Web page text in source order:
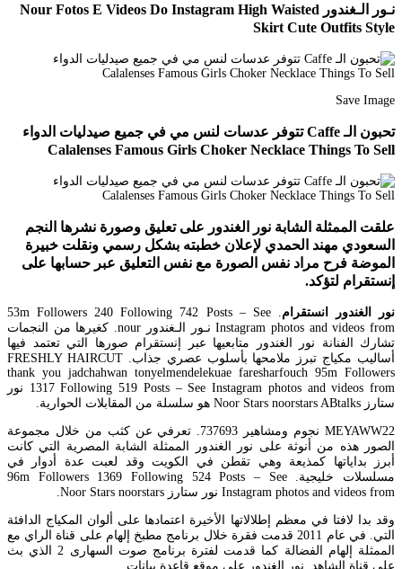
نـور الـغندور Nour Fotos E Videos Do Instagram High Waisted
Skirt Cute Outfits Style
Save Image
تحبون الـ Caffe تتوفر عدسات لنس مي في جميع صيدليات الدواء
Calalenses Famous Girls Choker Necklace Things To Sell
علقت الممثلة الشابة نور الغندور على تعليق وصورة نشرها النجم
السعودي مهند الحمدي لإعلان خطبته بشكل رسمي ونقلت خبيرة
الموضة فرح مراد نفس الصورة مع نفس التعليق عبر حسابها على
إنستقرام لتؤكد.
نور الغندور انستقرام
. 53m Followers 240 Following 742 Posts – See
Instagram photos and videos from نـور الـغندور nour. كغيرها من النجمات
تشارك الفنانة نور الغندور متابعيها عبر إنستقرام صورها التي تعتمد فيها
أساليب مكياج تبرز ملامحها بأسلوب عصري جذاب. FRESHLY HAIRCUT
thank you jadchahwan tonyelmendelekuae faresharfouch 95m Followers
1317 Following 519 Posts – See Instagram photos and videos from نور
ستارز Noor Stars noorstars ABtalks هو سلسلة من المقابلات الحوارية.
MEYAWW22 نجوم ومشاهير 737693. تعرفي عن كثب من خلال مجموعة
الصور هذه من أنوثة على نور الغندور الممثلة الشابة المصرية التي كانت
أبرز بداياتها كمذيعة وهي تقطن في الكويت وقد لعبت عدة أدوار في
مسلسلات خليجية. 96m Followers 1369 Following 524 Posts – See
Instagram photos and videos from نور ستارز Noor Stars noorstars.
وقد بدا لافتا في معظم إطلالاتها الأخيرة اعتمادها على ألوان المكياج الدافئة
التي. في عام 2011 قدمت فقرة خلال برنامج مطبخ إلهام على قناة الراي مع
الممثلة إلهام الفضالة كما قدمت لفترة برنامج صوت السهارى 2 الذي بث
على قناة الشاهد. نور الغندور على موقع قاعدة بيانات.